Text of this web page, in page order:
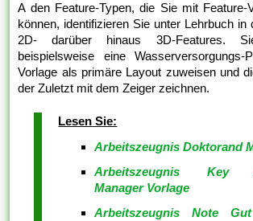
A den Feature-Typen, die Sie mit Feature-
können, identifizieren Sie unter Lehrbuch in
2D- darüber hinaus 3D-Features.
beispielsweise eine Wasserversorgungs-
Vorlage als primäre Layout zuweisen und
der Zuletzt mit dem Zeiger zeichnen.
Lesen Sie:
Arbeitszeugnis Doktorand
Arbeitszeugnis Key
Manager Vorlage
Arbeitszeugnis Note